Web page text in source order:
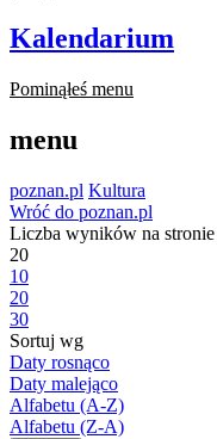
Kalendarium
Pominąłeś menu
menu
poznan.pl Kultura
Wróć do poznan.pl
Liczba wyników na stronie
20
10
20
30
Sortuj wg
Daty rosnąco
Daty malejąco
Alfabetu (A-Z)
Alfabetu (Z-A)